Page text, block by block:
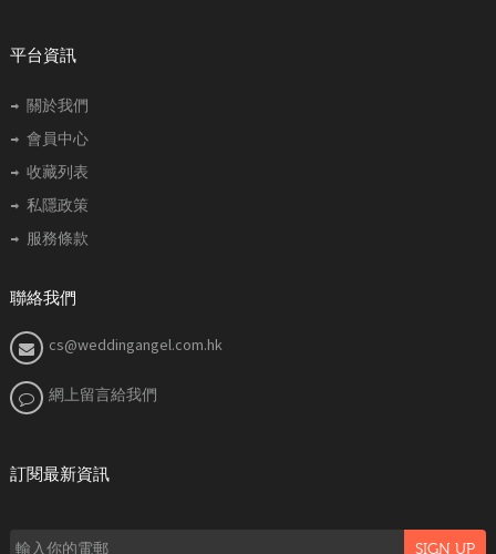
平台資訊
關於我們
會員中心
收藏列表
私隱政策
服務條款
聯絡我們
cs@weddingangel.com.hk
網上留言給我們
訂閱最新資訊